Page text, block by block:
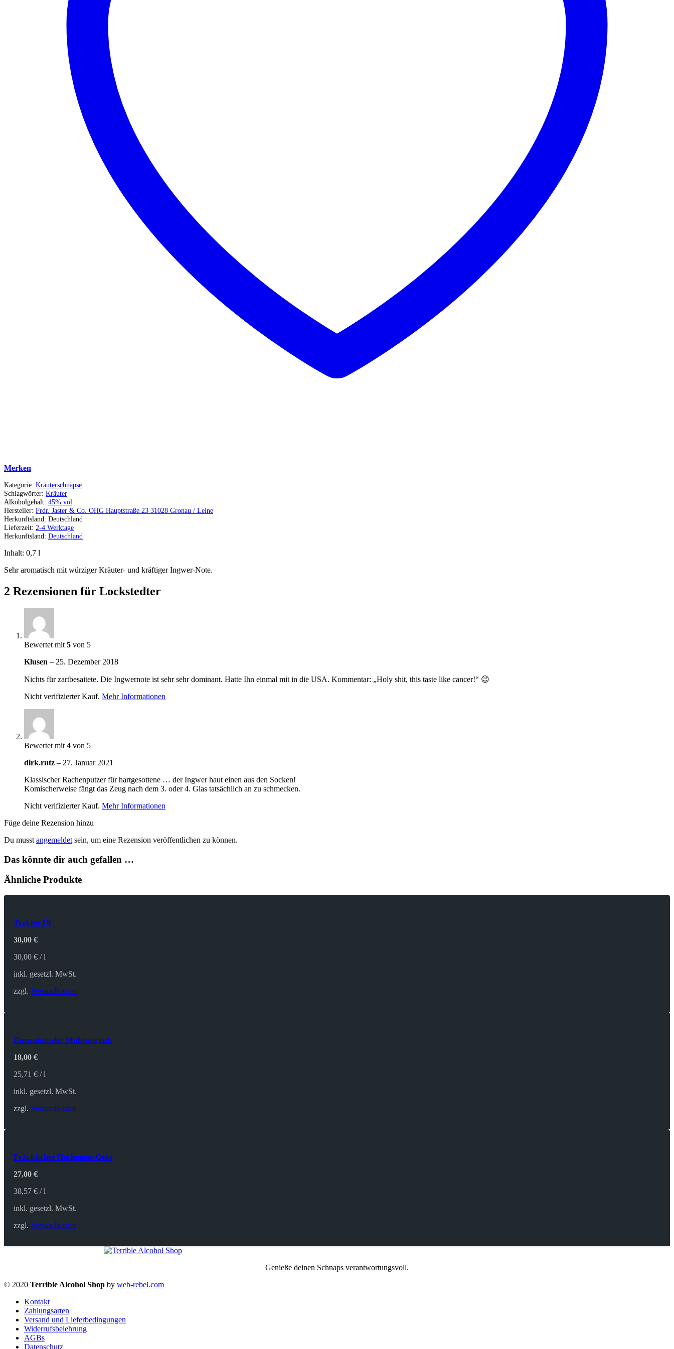
Merken
Kategorie: Kräuterschnäpse
Schlagwörter: Kräuter
Alkoholgehalt: 45% vol
Hersteller: Frdr. Jaster & Co. OHG Hauptstraße 23 31028 Gronau / Leine
Herkunftsland: Deutschland
Lieferzeit: 2-4 Werktage
Herkunftsland: Deutschland
Inhalt: 0,7 l
Sehr aromatisch mit würziger Kräuter- und kräftiger Ingwer-Note.
2 Rezensionen für Lockstedter
Bewertet mit 5 von 5
Klusen – 25. Dezember 2018
Nichts für zartbesaitete. Die Ingwernote ist sehr sehr dominant. Hatte Ihn einmal mit in die USA. Kommentar: „Holy shit, this taste like cancer!“ 😉
Nicht verifizierter Kauf. Mehr Informationen
Bewertet mit 4 von 5
dirk.rutz – 27. Januar 2021
Klassischer Rachenputzer für hartgesottene … der Ingwer haut einen aus den Socken!
Komischerweise fängt das Zeug nach dem 3. oder 4. Glas tatsächlich an zu schmecken.
Nicht verifizierter Kauf. Mehr Informationen
Füge deine Rezension hinzu
Du musst angemeldet sein, um eine Rezension veröffentlichen zu können.
Das könnte dir auch gefallen …
Ähnliche Produkte
Traktor Öl
30,00€
30,00€ /l
inkl. gesetzl. MwSt.
zzgl.Versandkosten
Bienenbütteler Mühlentrunk
18,00€
25,71€ /l
inkl. gesetzl. MwSt.
zzgl.Versandkosten
Fränkischer Hochmoor-Geist
27,00€
38,57€ /l
inkl. gesetzl. MwSt.
zzgl.Versandkosten
Genieße deinen Schnaps verantwortungsvoll.
© 2020 Terrible Alcohol Shop by web-rebel.com
Kontakt
Zahlungsarten
Versand und Lieferbedingungen
Widerrufsbelehrung
AGBs
Datenschutz